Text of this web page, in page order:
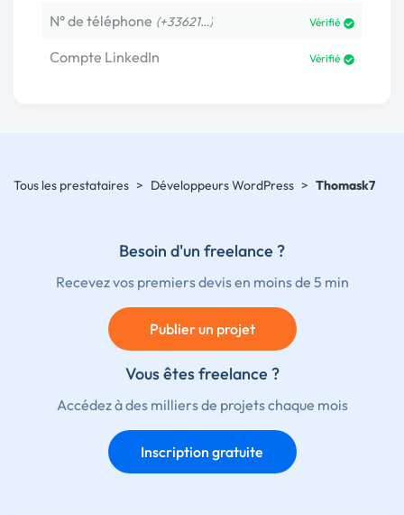
N° de téléphone (+33621…) Vérifié
Compte LinkedIn Vérifié
Tous les prestataires > Développeurs WordPress > Thomask7
Besoin d'un freelance ?
Recevez vos premiers devis en moins de 5 min
Publier un projet
Vous êtes freelance ?
Accédez à des milliers de projets chaque mois
Inscription gratuite